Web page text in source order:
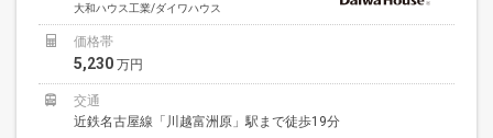
大和ハウス工業/ダイワハウス
価格帯
5,230 万円
交通
近鉄名古屋線「川越富洲原」駅まで徒歩19分